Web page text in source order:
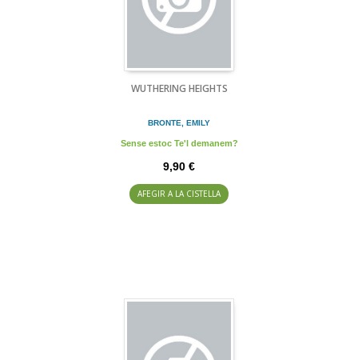
WUTHERING HEIGHTS
BRONTE, EMILY
Sense estoc Te'l demanem?
9,90 €
AFEGIR A LA CISTELLA